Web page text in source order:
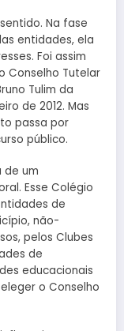
Na fase
entidades, ela
Foi assim
Conselho Tutelar
Tulim da
de 2012. Mas
passa por
público.
de um
Esse Colégio
de
não-
pelos Clubes
de
educacionais
o Conselho